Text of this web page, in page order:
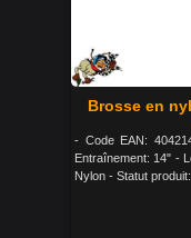
Brosse en
- Code EAN:
Entraînement: 14" -
Nylon - Statut